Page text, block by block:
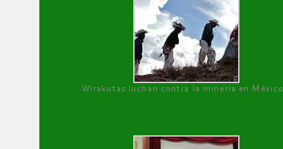
Wirakutas luchan contra la minería en México